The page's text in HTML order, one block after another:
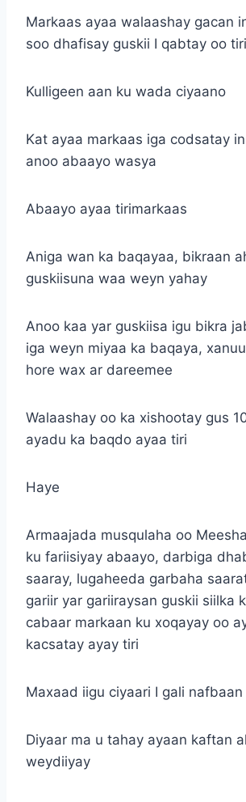
Markaas ayaa walaashay gacan
soo dhafisay guskii I qabtay oo tiri
Kulligeen aan ku wada ciyaano
Kat ayaa markaas iga codsatay
anoo abaayo wasya
Abaayo ayaa tirimarkaas
Aniga wan ka baqayaa, bikraan
guskiisuna waa weyn yahay
Anoo kaa yar guskiisa igu bikra
iga weyn miyaa ka baqaya,
hore wax ar dareemee
Walaashay oo ka xishootay gus
ayadu ka baqdo ayaa tiri
Haye
Armaajada musqulaha oo
ku fariisiyay abaayo, darbiga
saaray, lugaheeda garbaha
gariir yar gariiraysan guskii siilka
cabaar markaan ku xoqayay oo
kacsatay ayay tiri
Maxaad iigu ciyaari I gali nafbaan
Diyaar ma u tahay ayaan kaftan
weydiiyay